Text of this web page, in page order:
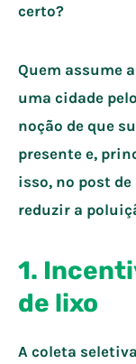
certo?
Quem assume
uma cidade
noção de que
presente e,
isso, no post
reduzir a
1.
de lixo
A coleta